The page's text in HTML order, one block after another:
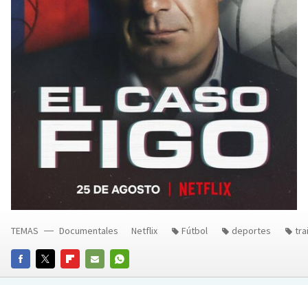
FACEBOOKTWITTERFLIPBOARD
E-
WHATSAPP
TEMAS Documentales Netflix Fútbol deportes